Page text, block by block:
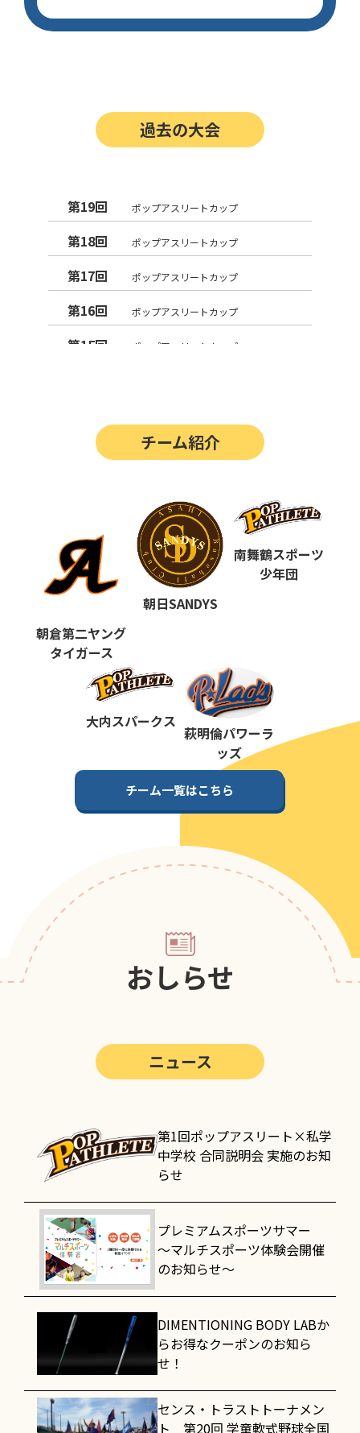
過去の大会
第19回 ポップアスリートカップ
第18回 ポップアスリートカップ
第17回 ポップアスリートカップ
第16回 ポップアスリートカップ
第15回 ポップアスリートカップ
第12回 決勝戦の動画はこちらから
ポップアスリートカップ
第10回 ポップアスリートカップ
第9回 ポップアスリートカップ
第7回
第6回 ポップアスリートカップ
第5回 ポップアスリートカップ
ポップアスリートカップ
ポップアスリートカップ
ポップアスリートカップ
チーム紹介
朝倉第二ヤング
タイガース
朝日SANDYS
南舞鶴スポーツ
少年団
大内スパークス
萩明倫パワーラ
ッズ
チーム一覧はこちら
おしらせ
ニュース
第1回ポップアスリート×私学
中学校 合同説明会 実施のお知
らせ
プレミアムスポーツサマー
～マルチスポーツ体験会開催
のお知らせ～
DIMENTIONING BODY LABか
らお得なクーポンのお知ら
せ！
センス・トラストトーナメン
ト 第20回 学童軟式野球全国